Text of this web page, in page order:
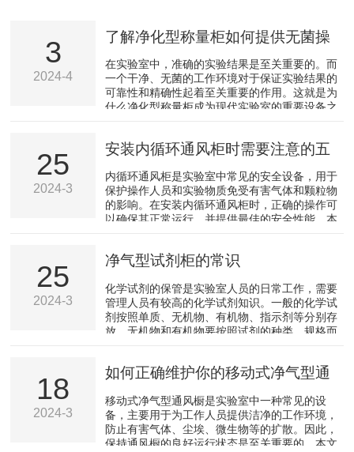
3
2024-4
了解净化型称量柜如何提供无菌操
作空间
在实验室中，准确的实验结果是至关重要的。而
一个干净、无菌的工作环境对于保证实验结果的
可靠性和精确性起着至关重要的作用。这就是为
什么净化型称量柜成为现代实验室的重要设备之
物质测量和样品制备工作的设备。它通过高效过
离开来，使得工作区域能够达到严格卫生标准。
那么，具体来说，净化型称量柜如何提供无菌操
作空间呢？1、空气过滤系统：称量柜配备了先
进的空气过滤系统，...
25
2024-3
安装内循环通风柜时需要注意的五
个关键要点
内循环通风柜是实验室中常见的安全设备，用于
保护操作人员和实验物质免受有害气体和颗粒物
的影响。在安装内循环通风柜时，正确的操作可
以确保其正常运行，并提供最佳的安全性能。本
装通风柜之前，要选择一个合适的位置。该位置
实验或工作区域。此外，还需考虑通风系统接口
和电源连接等因素。二、确保稳固支撑在进行通
风柜安装时，务必确保它被牢固地支撑起来。这
可以通过使用专业制...
25
2024-3
净气型试剂柜的常识
化学试剂的保管是实验室人员的日常工作，需要
管理人员有较高的化学试剂知识。一般的化学试
剂按照单质、无机物、有机物、指示剂等分别存
放。无机物和有机物要按照试剂的种类、规格而
学品类型。可存储大多数在实验室使用的化学
气，高效环保。产品特性：1、金属部件：主要
材质≥1.2mm镀锌钢板，环氧树脂静电喷涂，覆
有耐用防化无铅涂层，保持高光洁度并大限度的
降低腐蚀和湿气的...
18
2024-3
如何正确维护你的移动式净气型通
风橱
移动式净气型通风橱是实验室中一种常见的设
备，主要用于为工作人员提供洁净的工作环境，
防止有害气体、尘埃、微生物等的扩散。因此，
保持通风橱的良好运行状态是至关重要的。本文